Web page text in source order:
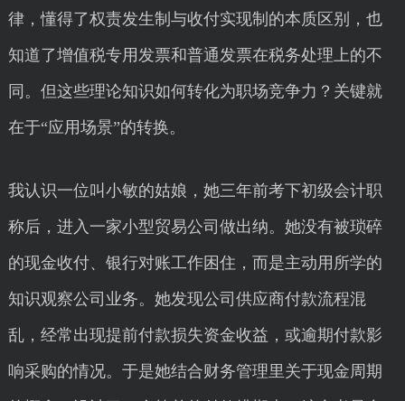
律，懂得了权责发生制与收付实现制的本质区别，也
知道了增值税专用发票和普通发票在税务处理上的不
同。但这些理论知识如何转化为职场竞争力？关键就
在于“应用场景”的转换。
我认识一位叫小敏的姑娘，她三年前考下初级会计职
称后，进入一家小型贸易公司做出纳。她没有被琐碎
的现金收付、银行对账工作困住，而是主动用所学的
知识观察公司业务。她发现公司供应商付款流程混
乱，经常出现提前付款损失资金收益，或逾期付款影
响采购的情况。于是她结合财务管理里关于现金周期